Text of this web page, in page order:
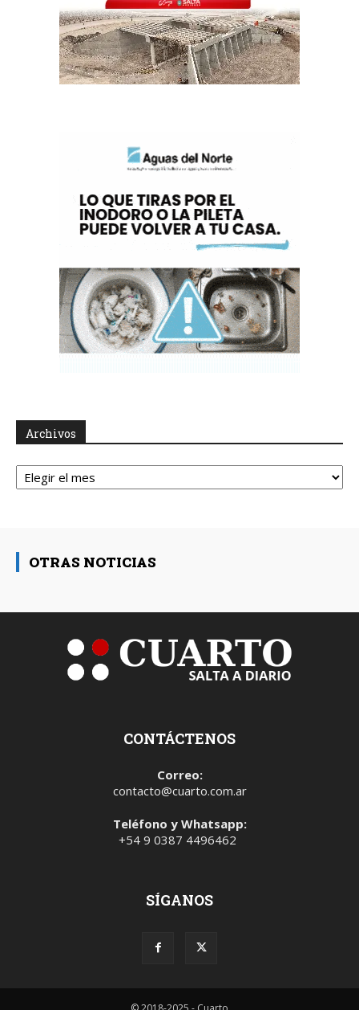
Archivos
Archivos
OTRAS NOTICIAS
CONTÁCTENOS
Correo:
contacto@cuarto.com.ar
Teléfono y Whatsapp:
+54 9 0387 4496462
SÍGANOS